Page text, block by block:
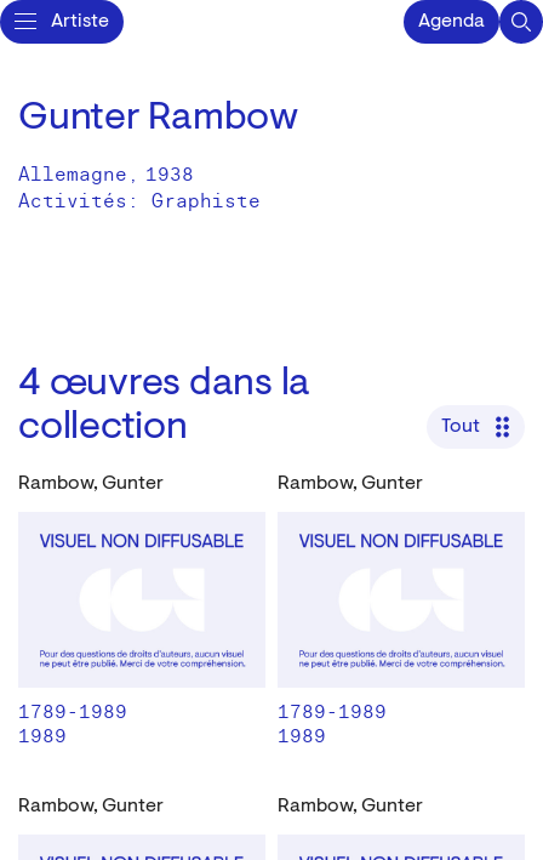
Artiste Agenda
Gunter Rambow
Allemagne , 1938
Activités: Graphiste
4 œuvres dans la
collection
Tout
Rambow, Gunter
1789-1989
1989
Rambow, Gunter
1789-1989
1989
Rambow, Gunter Rambow, Gunter